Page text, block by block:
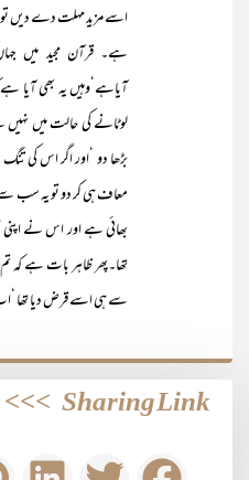
اسے مزید مہلت دے دیں
ہے۔ قرآن مجید میں
آیاہے‘وہیں یہ بھی آیا
لوٹانے کی حالت میں
بڑھا دو ‘اور اگر اس کی
معاف ہی کر دو تو یہ سب
بھائی ہے اور اس نے
تھا۔پھر ظاہر بات ہے کہ
سے ہی اسے قرض دیا تھا
Sharing Link
>>>